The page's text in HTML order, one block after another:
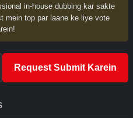
in-house dubbing kar sakte
mein top par laane ke liye vote
Request Submit Karein